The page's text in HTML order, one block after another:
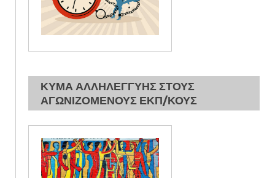
ΚΥΜΑ ΑΛΛΗΛΕΓΓΥΗΣ ΣΤΟΥΣ
ΑΓΩΝΙΖΟΜΕΝΟΥΣ ΕΚΠ/ΚΟΥΣ